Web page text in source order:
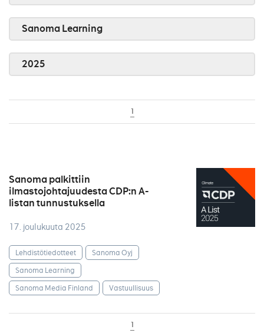
Sanoma Learning
2025
1
Sanoma palkittiin
ilmastojohtajuudesta CDP:n A-
listan tunnustuksella
17. joulukuuta 2025
Lehdistötiedotteet
Sanoma Oyj
Sanoma Learning
Sanoma Media Finland
Vastuullisuus
1